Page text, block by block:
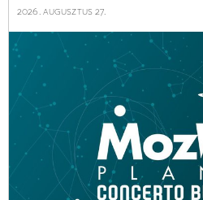
2026. augusztus 27.